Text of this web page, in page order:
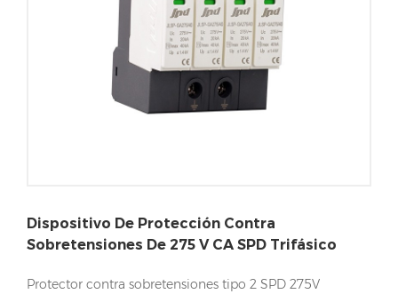
Dispositivo De Protección Contra
Sobretensiones De 275 V CA SPD Trifásico
Protector contra sobretensiones tipo 2 SPD 275V